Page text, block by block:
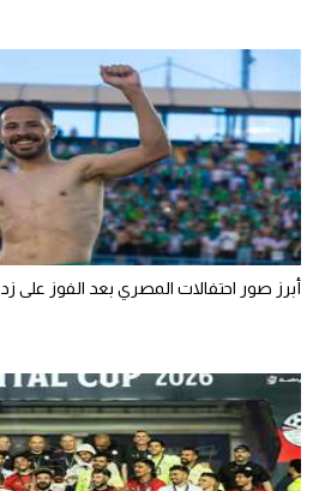
أبرز صور احتفالات المصري بعد الفوز على زد